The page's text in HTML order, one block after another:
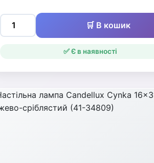
🛒 В кошик
✅ Є в наявності